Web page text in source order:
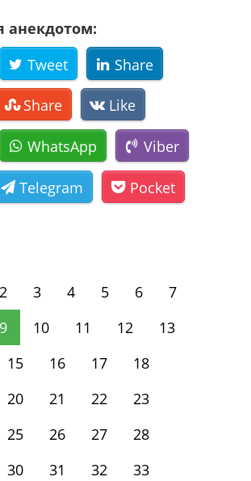
анекдотом:
Tweet Share
Share Like
WhatsApp Viber
Telegram Pocket
2 3 4 5 6
7
9 10 11 12
13
15 16 17
18
20 21 22
23
25 26 27
28
30 31 32
33